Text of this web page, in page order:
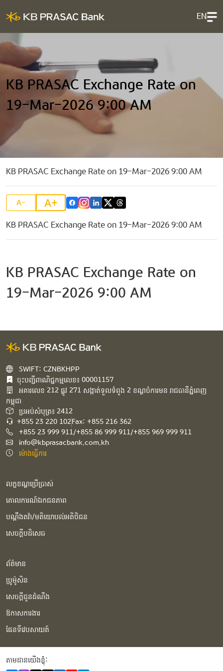
EN
KB PRASAC Exchange Rate on
19-Mar-2026 9:00 AM
KB PRASAC Exchange Rate on 19-Mar-2026 9:00 AM
A- A+
KB PRASAC Exchange Rate on 19-Mar-2026 9:00 AM
KB PRASAC Exchange Rate on
19-Mar-2026 9:00 AM
SWIFT: CZNBKHPP
ចុះបញ្ជីពាណិជ្ជកម្មលេខ៖ 00001157
អគារ​លេខ​ 212 ផ្លូវ 271 សង្កាត់ទួលទំពូង 2 ខណ្ឌចំការមន រាជធានីភ្នំពេញ
កម្ពុជា​
ប្រអប់សំបុត្រ៖ 2412
+855 23 220 102Fax: +855 216 362
+855 23 999 911/+855 86 999 911/+855 969 999 911
info@kbprasacbank.com.kh
ម៉ោងធ្វើការ
លក្ខខណ្ឌប្រើប្រាស់
គោលការណ៍ឯកជនភាព
បណ្ដឹងតវ៉ា/មតិយោបល់អតិថិជន
សេចក្ដីបដិសេធ
ព័ត៌មាន
ប្រូម៉ូសិន
សេចក្ដីជូនដំណឹង
ឱកាសការងារ
ផែនទីវេបសាយត៍
តាមដានយើងខ្ញុំំ: